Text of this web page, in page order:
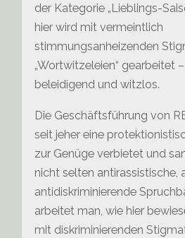
der Kategorie „Lieblings-
hier wird mit vermeintlich
stimmungsanheizenden
„Wortwitzeleien“ gearbeitet
beleidigend und witzlos.
Die Geschäftsführung von
seit jeher eine
zur Genüge verbietet und
nicht selten antirassistische,
antidiskriminierende
arbeitet man, wie hier
mit diskriminierenden